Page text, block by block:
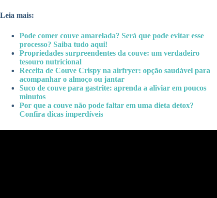
Leia mais:
Pode comer couve amarelada? Será que pode evitar esse
processo? Saiba tudo aqui!
Propriedades surpreendentes da couve: um verdadeiro
tesouro nutricional
Receita de Couve Crispy na airfryer: opção saudável para
acompanhar o almoço ou jantar
Suco de couve para gastrite: aprenda a aliviar em poucos
minutos
Por que a couve não pode faltar em uma dieta detox?
Confira dicas imperdíveis